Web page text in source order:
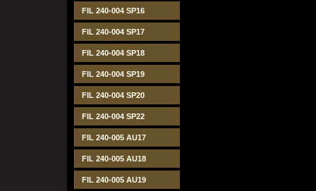
FIL 240-004 SP16
FIL 240-004 SP17
FIL 240-004 SP18
FIL 240-004 SP19
FIL 240-004 SP20
FIL 240-004 SP22
FIL 240-005 AU17
FIL 240-005 AU18
FIL 240-005 AU19